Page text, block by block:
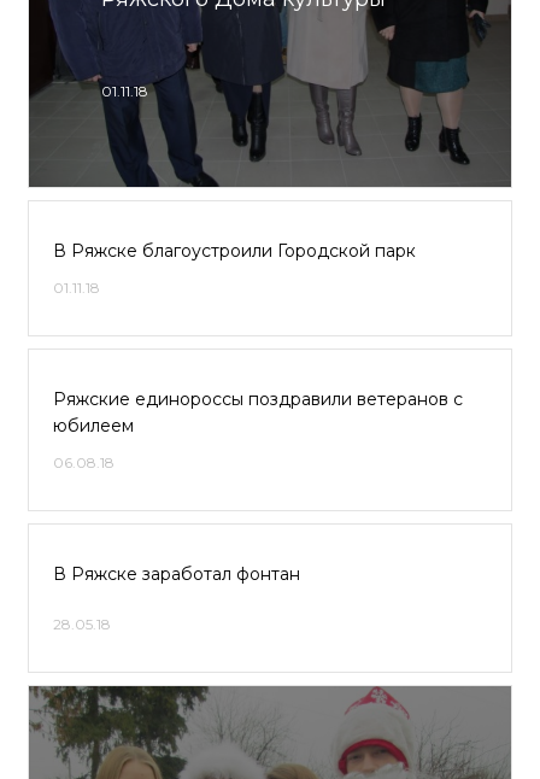
01.11.18
В Ряжске благоустроили Городской парк
01.11.18
Ряжские единороссы поздравили ветеранов с
юбилеем
06.08.18
В Ряжске заработал фонтан
28.05.18